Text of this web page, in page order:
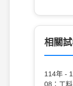
相關
114年 -
08：工